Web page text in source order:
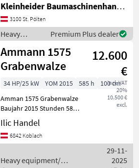
Kleinheider Baumaschinenhandel GmbH.
3100 St. Pölten
Heavy
equipment/
construction
machines /
Ammann
Premium Plus dealer
Ammann 1575
Grabenwalze
12.600
€
incl. VAT
20%
10.500 €
excl.
34 HP/25 kW YOM 2015 585 h
100 cm
Amman 1575 Grabenwalze
Baujahr 2015 Stunden 585
Guter Zustand Sofort
einsatbereit Arbeitszeit von
Mo bis Fr 07:30-12:00 13:00-
Ilic Handel
6842 Koblach
Heavy equipment/
29-11-
2025